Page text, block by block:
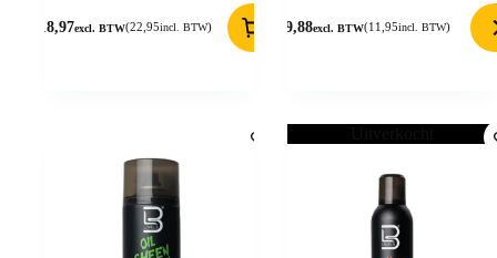
18,97excl. BTW(22,95incl. BTW) 9,88excl. BTW(11,95incl. BTW)